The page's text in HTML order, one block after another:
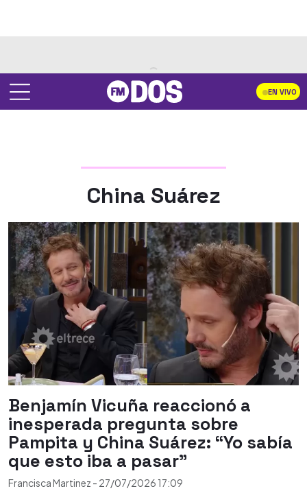
EN VIVO
China Suárez
Benjamín Vicuña reaccionó a
inesperada pregunta sobre
Pampita y China Suárez: “Yo sabía
que esto iba a pasar”
Francisca Martinez - 27/07/2026 17:09